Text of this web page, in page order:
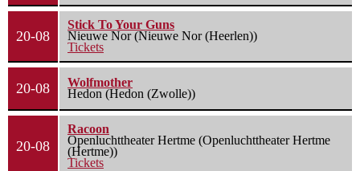
20-08
Stick To Your Guns
Nieuwe Nor (Nieuwe Nor (Heerlen))
Tickets
20-08
Wolfmother
Hedon (Hedon (Zwolle))
20-08
Racoon
Openluchttheater Hertme (Openluchttheater Hertme
(Hertme))
Tickets